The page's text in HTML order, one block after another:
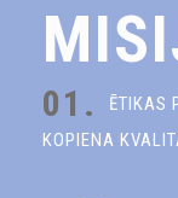
01.
ĒTIKAS
KOPIENA